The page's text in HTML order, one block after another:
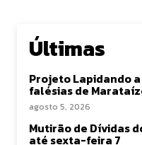
Últimas
Projeto Lapidando
falésias de
agosto 5, 2026
Mutirão de Dívidas
até sexta-feira 7